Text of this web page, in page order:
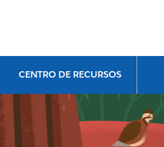
CENTRO DE RECURSOS